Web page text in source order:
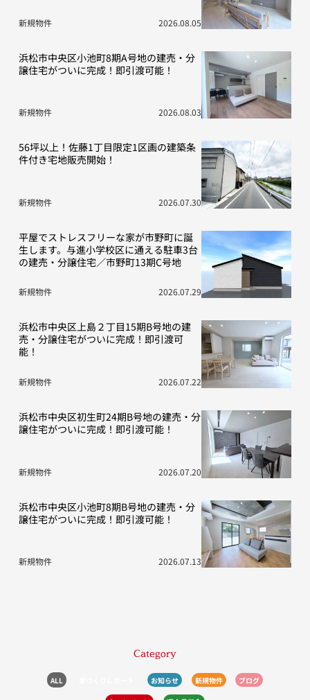
新規物件 2026.08.05
浜松市中央区小池町8期A号地の建売・分
譲住宅がついに完成！即引渡可能！
新規物件 2026.08.03
56坪以上！佐藤1丁目限定1区画の建築条
件付き宅地販売開始！
新規物件 2026.07.30
平屋でストレスフリーな家が市野町に誕
生します。与進小学校区に通える駐車3台
の建売・分譲住宅／市野町13期C号地
新規物件 2026.07.29
浜松市中央区上島２丁目15期B号地の建
売・分譲住宅がついに完成！即引渡可
能！
新規物件 2026.07.22
浜松市中央区初生町24期B号地の建売・分
譲住宅がついに完成！即引渡可能！
新規物件 2026.07.20
浜松市中央区小池町8期B号地の建売・分
譲住宅がついに完成！即引渡可能！
新規物件 2026.07.13
Category
ALL お知らせ 新規物件 ブログ